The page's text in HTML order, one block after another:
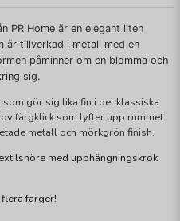
PR Home är en elegant liten
är tillverkad i metall med en
påminner om en blomma och
sig.
gör sig lika fin i det klassiska
färgklick som lyfter upp rummet
metall och mörkgrön finish.
med upphängningskrok
färger!